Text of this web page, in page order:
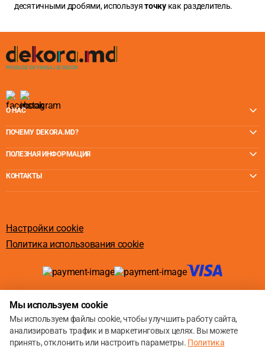
десятичными дробями, используяточкукак разделитель.
О НАС
ПОЧЕМУ DEKORA.MD?
ПОЛЕЗНАЯ ИНФОРМАЦИЯ
КОНТАКТЫ
Настройки cookie
Политика использования cookie
Мы используем cookie
Мы используем файлы cookie, чтобы улучшить работу сайта,
анализировать трафик и в маркетинговых целях. Вы можете
принять, отклонить или настроить параметры. Политика